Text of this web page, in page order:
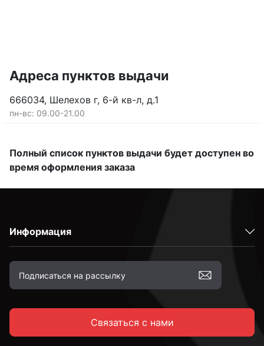
Адреса пунктов выдачи
666034, Шелехов г, 6-й кв-л, д.1
пн-вс: 09.00-21.00
Полный список пунктов выдачи будет доступен во
время оформления заказа
Информация
Связаться с нами